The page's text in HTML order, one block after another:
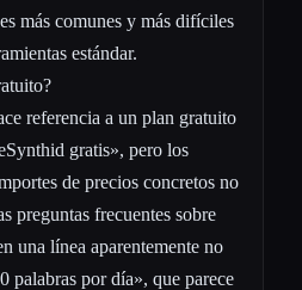
más comunes y más difíciles
estándar.
referencia a un plan gratuito
gratis», pero los
de precios concretos no
preguntas frecuentes sobre
una línea aparentemente no
palabras por día», que parece